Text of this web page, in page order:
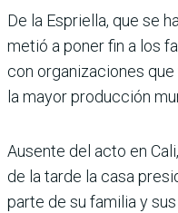
De la Espriella, que se
metió a poner fin a los
con organizaciones
la mayor producción
Ausente del acto en
de la tarde la casa
parte de su familia y